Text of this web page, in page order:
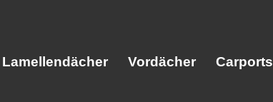
Lamellendächer Vordächer Carports